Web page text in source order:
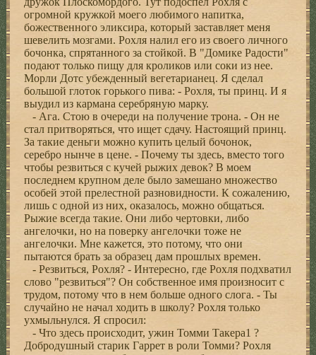
огромной кружкой моего любимого напитка,
божественного эликсира, который заставляет меня
шевелить мозгами. Рохля налил его из своего личного
бочонка, спрятанного за стойкой. В "Домике Радости"
подают только пищу для кроликов или соки из нее.
Морли Дотс убежденный вегетарианец. Я сделал
большой глоток горького пива: - Рохля, ты принц. И я
выудил из кармана серебряную марку.
- Ага. Стою в очереди на получение трона. - Он не
стал притворяться, что ищет сдачу. Настоящий принц.
За такие деньги можно купить целый бочонок,
серебро нынче в цене. - Почему ты здесь, вместо того
чтобы резвиться с кучей рыжих девок? В моем
последнем крупном деле было замешано множество
особей этой прелестной разновидности. К сожалению,
лишь с одной из них, оказалось, можно общаться.
Рыжие всегда такие. Они либо чертовки, либо
ангелочки, но на поверку ангелочки тоже не
ангелочки. Мне кажется, это потому, что они
пытаются брать за образец дам прошлых времен.
- Резвиться, Рохля? - Интересно, где Рохля подхватил
слово "резвиться"? Он собственное имя произносит с
трудом, потому что в нем больше одного слога. - Ты
случайно не начал ходить в школу? Рохля только
ухмыльнулся. Я спросил:
- Что здесь происходит, ужин Томми Такера1 ?
Добродушный старик Гаррет в роли Томми? Рохля